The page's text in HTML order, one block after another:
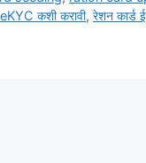
कशी करावी, रेशन कार्ड